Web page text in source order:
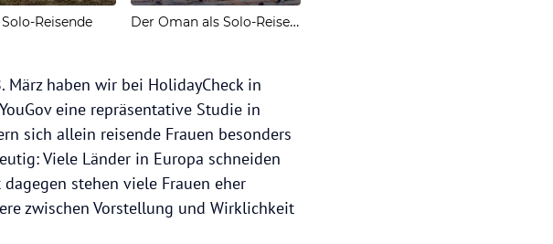
Reisende Der Oman als Solo-Reiseziel
haben wir bei HolidayCheck in
eine repräsentative Studie in
sich allein reisende Frauen besonders
Viele Länder in Europa schneiden
stehen viele Frauen eher
zwischen Vorstellung und Wirklichkeit